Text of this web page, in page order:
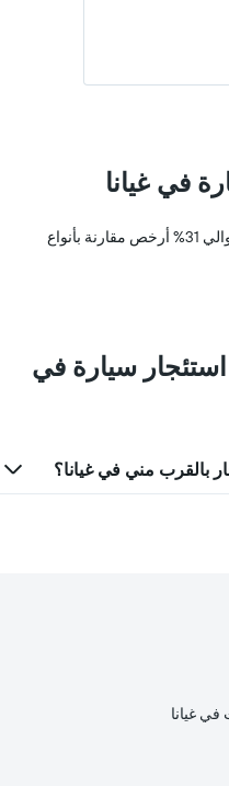
في غيانا
صغيرة استئجار السيارات في غيانا حوالي 31% أرخص مقارنة بأنواع
استئجار سيارة في
بالقرب مني في غيانا؟